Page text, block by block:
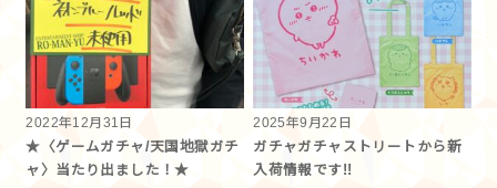
2022年12月31日
★〈ゲームガチャ/天国地獄ガチ
ャ〉当たり出ました！★
2025年9月22日
ガチャガチャストリートから新
入荷情報です!!